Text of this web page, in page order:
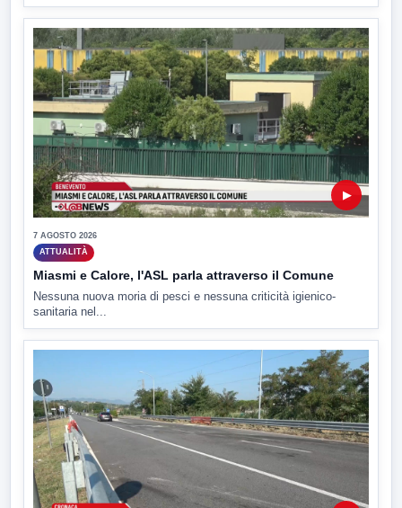
▶
7 AGOSTO 2026
ATTUALITÀ
Miasmi e Calore, l'ASL parla attraverso il Comune
Nessuna nuova moria di pesci e nessuna criticità igienico-
sanitaria nel...